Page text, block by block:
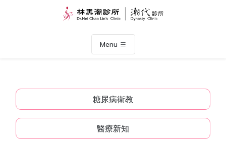
Menu
糖尿病衛教
醫療新知